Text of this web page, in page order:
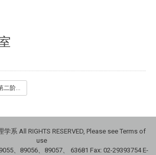
109学年度硕甄第二阶段考生口试通知单.pdf
系 All RIGHTS RESERVED, Please see Terms of
use
、89056、89057、
63681 Fax: 02-29393754 E-